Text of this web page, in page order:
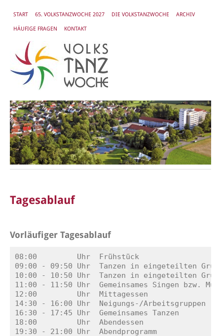
START 65. VOLKSTANZWOCHE 2027 DIE VOLKSTANZWOCHE ARCHIV
HÄUFIGE FRAGEN KONTAKT
Tagesablauf
Vorläufiger Tagesablauf
08:00         Uhr  Frühstück
09:00 - 09:50 Uhr  Tanzen in eingeteilten
10:00 - 10:50 Uhr  Tanzen in eingeteilten
11:00 - 11:50 Uhr  Gemeinsames Singen bzw.
12:00         Uhr  Mittagessen
14:30 - 16:00 Uhr  Neigungs-/Arbeitsgruppen
16:30 - 17:45 Uhr  Gemeinsames Tanzen
18:00         Uhr  Abendessen
19:30 - 21:00 Uhr  Abendprogramm